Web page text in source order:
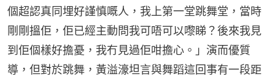
個超認真同埋好謹慎嘅人，我上第一堂跳舞堂，當時
剛剛搵佢，佢已經主動問我可唔可以嚟睇？後來我見
到佢個樣好擔憂，我冇見過佢咁擔心。」演而優質
導，但對於跳舞，黃溢濠坦言與舞蹈這回事有一段距